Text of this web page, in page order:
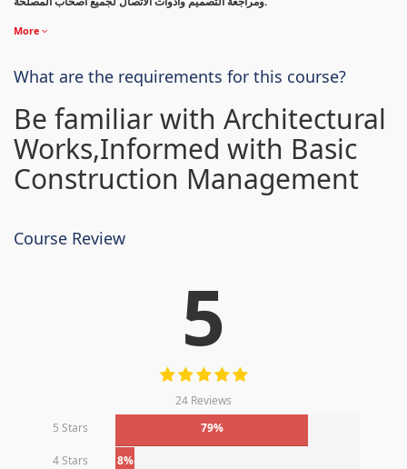
More
What are the requirements for this course?
Be familiar with Architectural
Works,Informed with Basic
Construction Management
Course Review
5
24 Reviews
5 Stars
79%
4 Stars 8%